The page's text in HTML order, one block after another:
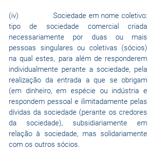
(iv)               Sociedade em nome coletivo:
tipo de sociedade comercial criada
necessariamente por duas ou mais
pessoas singulares ou coletivas (sócios)
na qual estes, para além de responderem
individualmente perante a sociedade, pela
realização da entrada a que se obrigam
(em dinheiro, em espécie ou indústria e
respondem pessoal e ilimitadamente pelas
dívidas da sociedade (perante os credores
da sociedade), subsidiariamente em
relação à sociedade, mas solidariamente
com os outros sócios.